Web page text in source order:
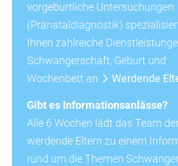
vorgeburtliche Untersuchungen
(Pränataldiagnostik)
Ihnen zahlreiche
Schwangerschaft, Geburt und
Wochenbett an.
Werdende
Gibt es Informationsanlässe?
Alle 6 Wochen lädt das Team
werdende Eltern zu einem
rund um die Themen